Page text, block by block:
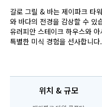
갈로 그릴 & 바는 제이파크 타
와 바다의 전경을 감상할 수 있
유러피안 스테이크 하우스와
특별한 미식 경험을 선사합니다.
위치 & 규모